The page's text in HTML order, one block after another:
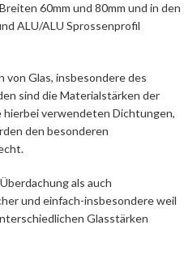
60mm und 80mm und in den
ALU/ALU Sprossenprofil
Glas, insbesondere des
sind die Materialstärken der
hierbei verwendeten Dichtungen,
den besonderen
als auch
und einfach-insbesondere weil
Glasstärken